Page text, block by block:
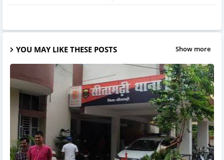
YOU MAY LIKE THESE POSTS Show more